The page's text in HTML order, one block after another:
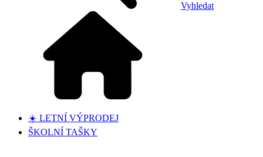
Vyhledat
☀️ LETNÍ VÝPRODEJ
ŠKOLNÍ TAŠKY